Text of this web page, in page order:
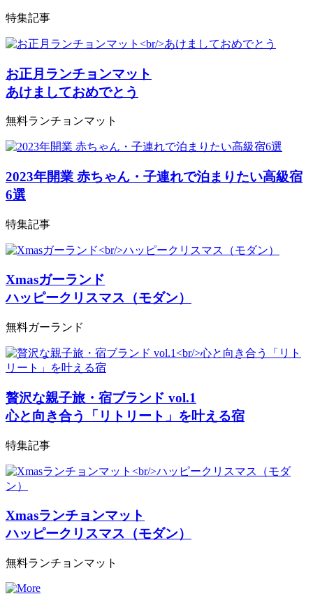
特集記事
お正月ランチョンマット
あけましておめでとう
無料ランチョンマット
2023年開業 赤ちゃん・子連れで泊まりたい高級宿
6選
特集記事
Xmasガーランド
ハッピークリスマス（モダン）
無料ガーランド
贅沢な親子旅・宿ブランド vol.1
心と向き合う「リトリート」を叶える宿
特集記事
Xmasランチョンマット
ハッピークリスマス（モダン）
無料ランチョンマット